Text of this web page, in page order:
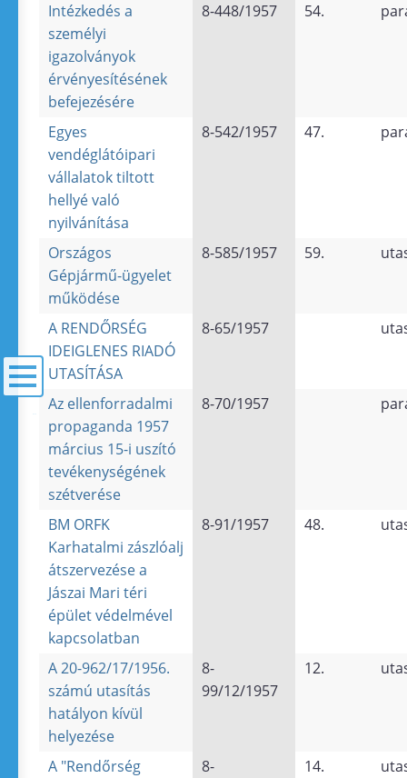
Intézkedés a
személyi
igazolványok
érvényesítésének
befejezésére
8-448/1957 54.
Egyes
vendéglátóipari
vállalatok tiltott
hellyé való
nyilvánítása
8-542/1957 47.
Országos
Gépjármű-ügyelet
működése
8-585/1957 59.
A RENDŐRSÉG
IDEIGLENES RIADÓ
UTASÍTÁSA
8-65/1957
Az ellenforradalmi
propaganda 1957
március 15-i uszító
tevékenységének
szétverése
8-70/1957
BM ORFK
Karhatalmi zászlóalj
átszervezése a
Jászai Mari téri
épület védelmével
kapcsolatban
8-91/1957 48.
A 20-962/17/1956.
számú utasítás
hatályon kívül
helyezése
8-
99/12/1957
12.
A "Rendőrség 8- 14.